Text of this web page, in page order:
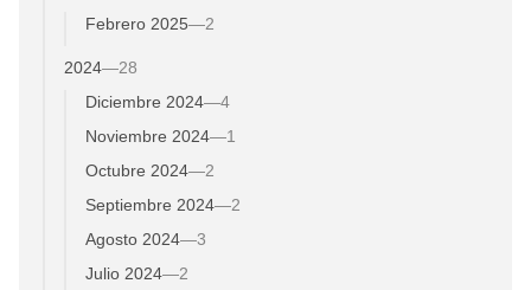
Febrero 2025—2
2024—28
Diciembre 2024—4
Noviembre 2024—1
Octubre 2024—2
Septiembre 2024—2
Agosto 2024—3
Julio 2024—2